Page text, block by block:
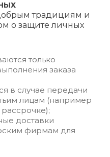
традициям и
о защите личных
только
заказа
в случае передачи
лицам (например
доставки
фирмам для